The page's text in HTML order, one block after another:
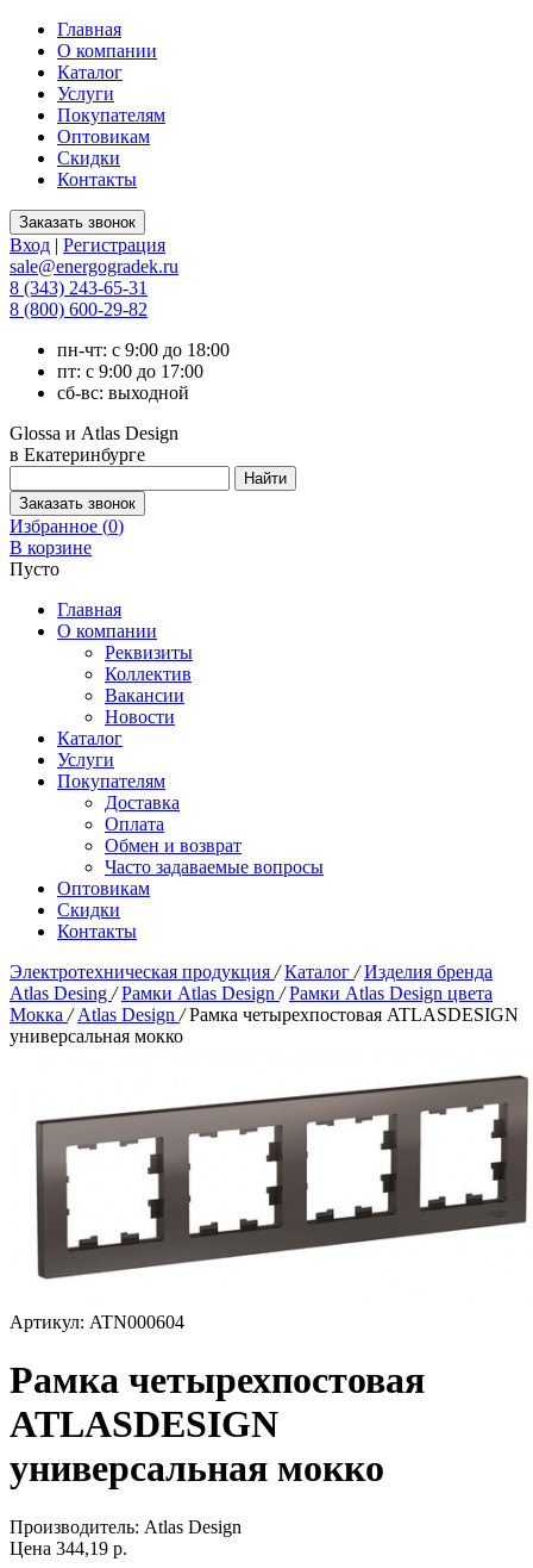
Главная
О компании
Каталог
Услуги
Покупателям
Оптовикам
Скидки
Контакты
Вход | Регистрация
sale@energogradek.ru
8 (343) 243-65-31
8 (800) 600-29-82
пн-чт: с 9:00 до 18:00
пт: с 9:00 до 17:00
сб-вс: выходной
Glossa и Atlas Design
в Екатеринбурге
Избранное (0)
В корзине
Пусто
Главная
О компании
Реквизиты
Коллектив
Вакансии
Новости
Каталог
Услуги
Покупателям
Доставка
Оплата
Обмен и возврат
Часто задаваемые вопросы
Оптовикам
Скидки
Контакты
Электротехническая продукция / Каталог / Изделия бренда
Atlas Desing / Рамки Atlas Design / Рамки Atlas Design цвета
Мокка / Atlas Design / Рамка четырехпостовая ATLASDESIGN
универсальная мокко
Артикул: ATN000604
Рамка четырехпостовая
ATLASDESIGN
универсальная мокко
Производитель: Atlas Design
Цена 344,19 р.